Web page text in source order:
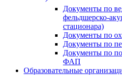
Документы по
фельдшерско-
стационара)
Документы по
Документы по
Документы по
ФАП
Образовательные